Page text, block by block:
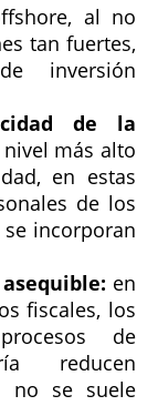
al no
tan fuertes,
inversión
de la
más alto
en estas
de los
incorporan
en
fiscales, los
de
reducen
no se suele